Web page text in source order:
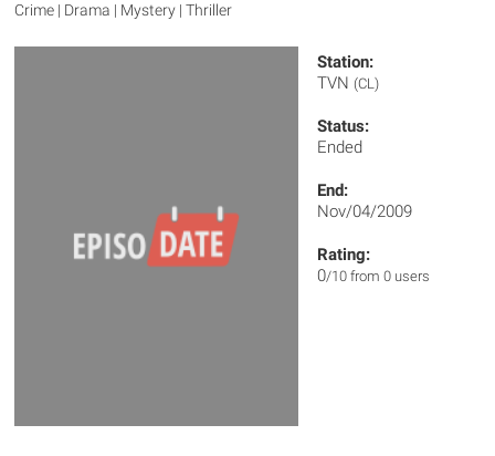
Crime | Drama | Mystery | Thriller
Station:
TVN (CL)
Status:
Ended
End:
Nov/04/2009
Rating:
0/10 from 0 users